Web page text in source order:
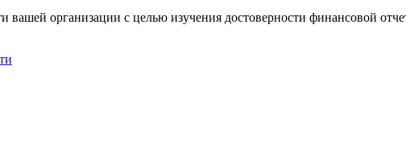
вашей организации с целью изучения достоверности финансовой